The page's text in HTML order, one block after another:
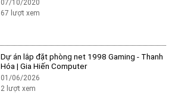
07/10/2020
67 lượt xem
Dự án lắp đặt phòng net 1998 Gaming - Thanh
Hóa | Gia Hiến Computer
01/06/2026
2 lượt xem